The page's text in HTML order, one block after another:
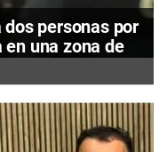
personas por
una zona de